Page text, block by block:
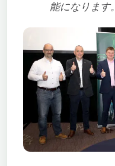
能になります。